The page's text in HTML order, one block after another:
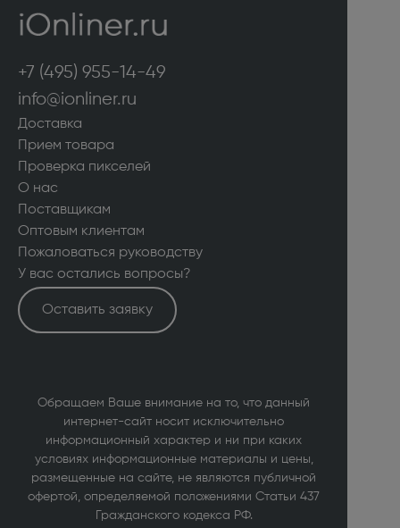
+7 (495) 955-14-49
info@ionliner.ru
Доставка
Прием товара
Проверка пикселей
О нас
Поставщикам
Оптовым клиентам
Пожаловаться руководству
У вас остались вопросы?
Оставить заявку
Обращаем Ваше внимание на то, что данный
интернет-сайт носит исключительно
информационный характер и ни при каких
условиях информационные материалы и цены,
размещенные на сайте, не являются публичной
офертой, определяемой положениями Статьи 437
Гражданского кодекса РФ.